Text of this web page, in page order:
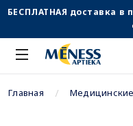
БЕСПЛАТНАЯ доставка в
Главная